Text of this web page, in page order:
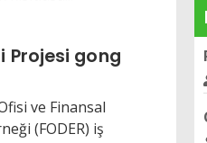
Projesi gong
ve Finansal
(FODER) iş